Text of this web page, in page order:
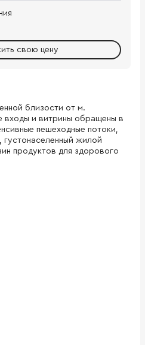
свою цену
близости от м.
входы и витрины обращены в
пешеходные потоки,
густонаселенный жилой
продуктов для здорового